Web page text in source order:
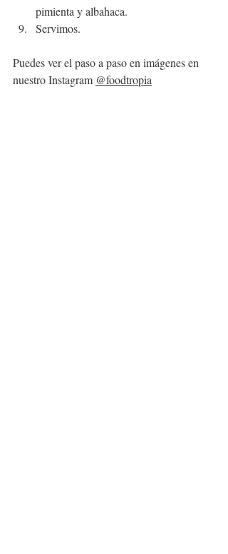
pimienta y albahaca.
Servimos.
Puedes ver el paso a paso en imágenes en
nuestro Instagram @foodtropia